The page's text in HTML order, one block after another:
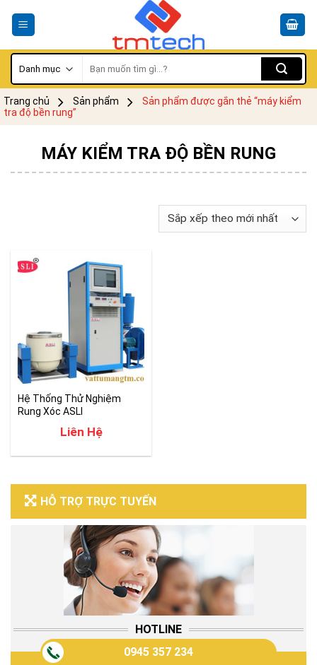
kiếm:
Trang chủ Sản phẩm
Sản phẩm được gắn thẻ “máy kiểm
tra độ bền rung”
HỖ TRỢ TRỰC TUYẾN
HOTLINE
0945 357 234
MÁY KIỂM TRA ĐỘ BỀN RUNG
Hệ Thống Thử Nghiệm
Rung Xóc ASLI
Liên Hệ